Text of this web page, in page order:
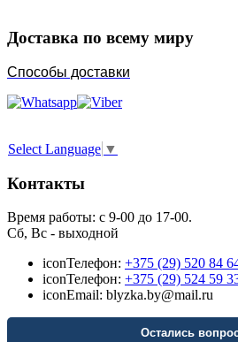
Доставка по всему миру
Способы доставки
Select Language ▼
Контакты
Время работы: с 9-00 до 17-00.
Сб, Вс - выходной
iconТелефон: +375 (29) 520 84
iconТелефон: +375 (29) 524 59
iconEmail: blyzka.by@mail.ru